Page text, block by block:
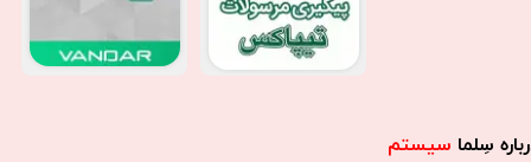
سِلما سیستم​​​​​​​